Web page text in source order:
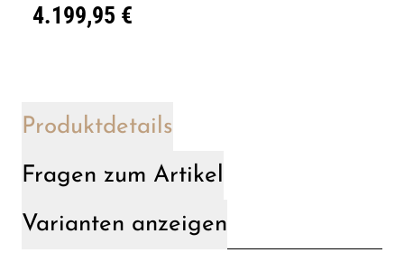
4.199,95 €
Produktdetails
Fragen zum Artikel
Varianten anzeigen